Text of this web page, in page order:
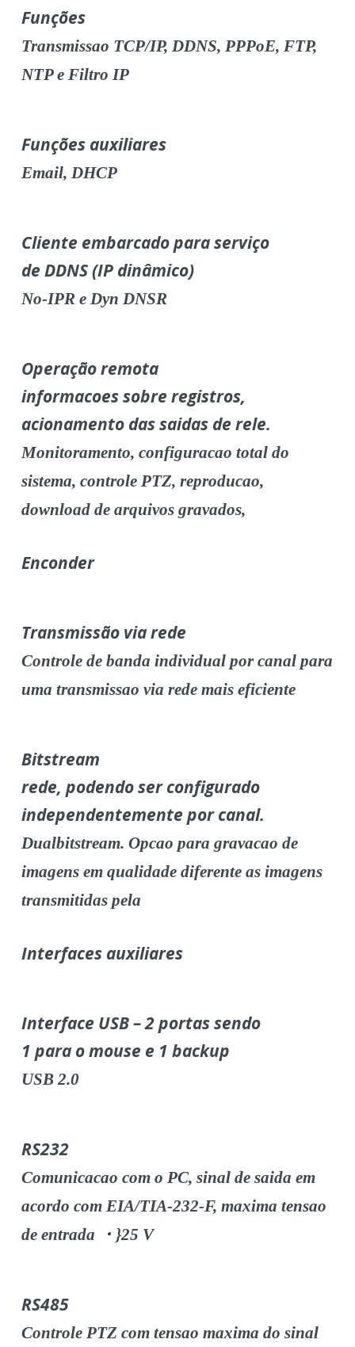
Funções
Transmissao TCP/IP, DDNS, PPPoE, FTP,
NTP e Filtro IP
Funções auxiliares
Email, DHCP
Cliente embarcado para serviço
de DDNS (IP dinâmico)
No-IPR e Dyn DNSR
Operação remota
informacoes sobre registros,
acionamento das saidas de rele.
Monitoramento, configuracao total do
sistema, controle PTZ, reproducao,
download de arquivos gravados,
Enconder
Transmissão via rede
Controle de banda individual por canal para
uma transmissao via rede mais eficiente
Bitstream
rede, podendo ser configurado
independentemente por canal.
Dualbitstream. Opcao para gravacao de
imagens em qualidade diferente as imagens
transmitidas pela
Interfaces auxiliares
Interface USB – 2 portas sendo
1 para o mouse e 1 backup
USB 2.0
RS232
Comunicacao com o PC, sinal de saida em
acordo com EIA/TIA-232-F, maxima tensao
de entrada ・}25 V
RS485
Controle PTZ com tensao maxima do sinal